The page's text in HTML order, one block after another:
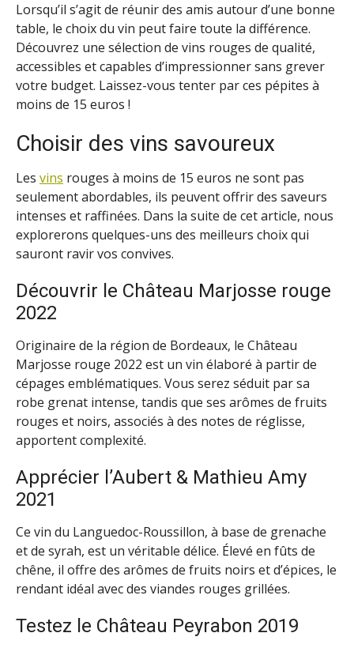
Lorsqu’il s’agit de réunir des amis autour d’une bonne
table, le choix du vin peut faire toute la différence.
Découvrez une sélection de vins rouges de qualité,
accessibles et capables d’impressionner sans grever
votre budget. Laissez-vous tenter par ces pépites à
moins de 15 euros !
Choisir des vins savoureux
Les vins rouges à moins de 15 euros ne sont pas
seulement abordables, ils peuvent offrir des saveurs
intenses et raffinées. Dans la suite de cet article, nous
explorerons quelques-uns des meilleurs choix qui
sauront ravir vos convives.
Découvrir le Château Marjosse rouge
2022
Originaire de la région de Bordeaux, le Château
Marjosse rouge 2022 est un vin élaboré à partir de
cépages emblématiques. Vous serez séduit par sa
robe grenat intense, tandis que ses arômes de fruits
rouges et noirs, associés à des notes de réglisse,
apportent complexité.
Apprécier l’Aubert & Mathieu Amy
2021
Ce vin du Languedoc-Roussillon, à base de grenache
et de syrah, est un véritable délice. Élevé en fûts de
chêne, il offre des arômes de fruits noirs et d’épices, le
rendant idéal avec des viandes rouges grillées.
Testez le Château Peyrabon 2019